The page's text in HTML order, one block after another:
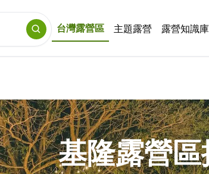
台灣露營區 主題露營 露營知識庫
基隆露營